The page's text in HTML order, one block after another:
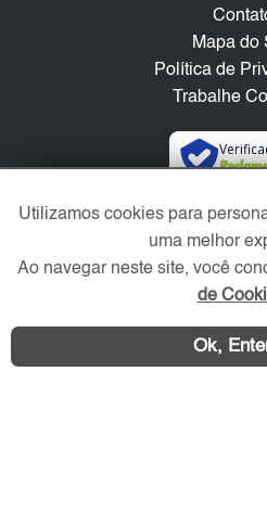
Mapa do
Política de
Trabalhe
Redes
Utilizamos cookies para
uma melhor
Ao navegar neste site, você
de
Ok,